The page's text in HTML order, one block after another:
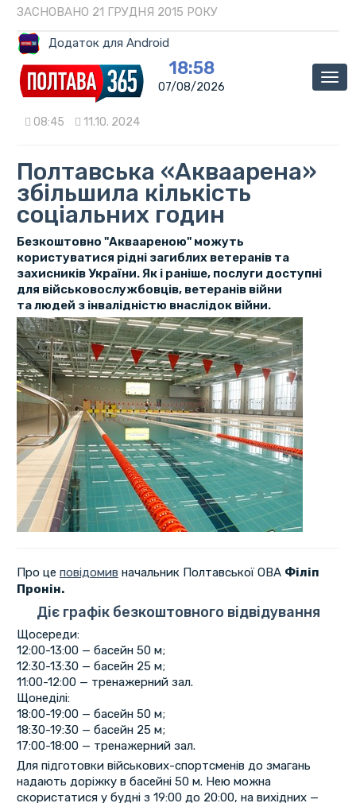
ЗАСНОВАНО 21 ГРУДНЯ 2015 РОКУ
Додаток для Android
18:58
07/08/2026
08:45 11.10. 2024
Полтавська «Акваарена»
збільшила кількість
соціальних годин
Безкоштовно "Акваареною" можуть
користуватися рідні загиблих ветеранів та
захисників України. Як і раніше, послуги доступні
для військовослужбовців, ветеранів війни
та людей з інвалідністю внаслідок війни.
Про це повідомив начальник Полтавської ОВА Філіп
Пронін.
Діє графік безкоштовного відвідування
Щосереди:
12:00-13:00 — басейн 50 м;
12:30-13:30 — басейн 25 м;
11:00-12:00 — тренажерний зал.
Щонеділі:
18:00-19:00 — басейн 50 м;
18:30-19:30 — басейн 25 м;
17:00-18:00 — тренажерний зал.
Для підготовки військових-спортсменів до змагань
надають доріжку в басейні 50 м. Нею можна
скористатися у будні з 19:00 до 20:00, на вихідних —